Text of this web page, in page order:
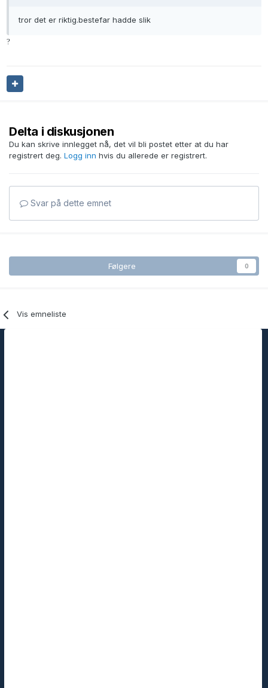
tror det er riktig.bestefar hadde slik
?
Delta i diskusjonen
Du kan skrive innlegget nå, det vil bli postet etter at du har
registrert deg. Logg inn hvis du allerede er registrert.
Svar på dette emnet
Følgere 0
Vis emneliste